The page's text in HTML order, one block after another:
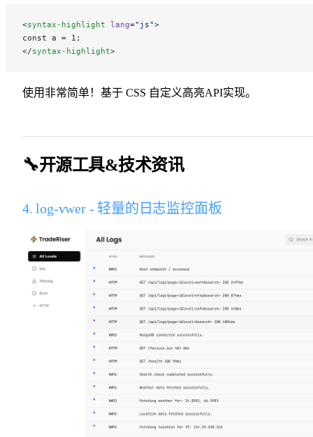
<syntax-highlight lang="js">
const a = 1;
</syntax-highlight>
使用非常简单！基于 CSS 自定义高亮API实现。
🔧开源工具&技术资讯
4. log-vwer - 轻量的日志监控面板